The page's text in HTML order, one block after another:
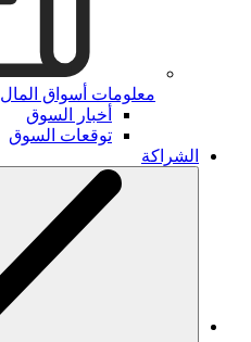
معلومات أسواق المال
أخبار السوق
توقعات السوق
الشراكة